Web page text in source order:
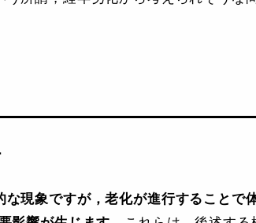
な現象ですが，老化が進行することで